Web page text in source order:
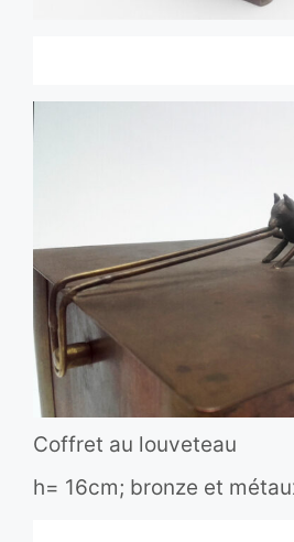
Coffret au louveteau
h= 16cm; bronze et